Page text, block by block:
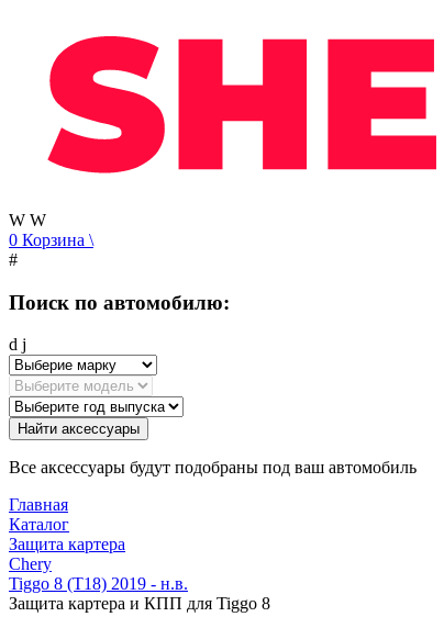
W W
0 Корзина \
#
Поиск по автомобилю:
d j
Найти аксессуары
Все аксессуары будут подобраны под ваш автомобиль
Главная
Каталог
Защита картера
Chery
Tiggo 8 (T18) 2019 - н.в.
Защита картера и КПП для Tiggo 8